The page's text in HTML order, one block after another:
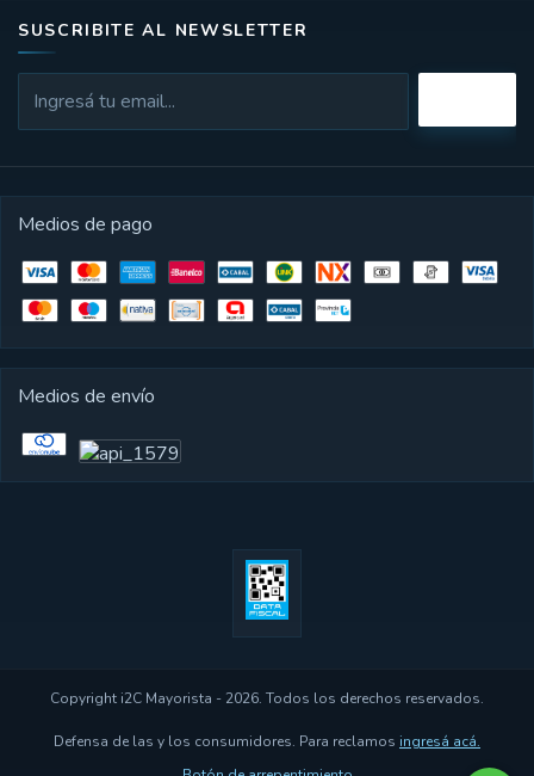
SUSCRIBITE AL NEWSLETTER
Medios de pago
Medios de envío
Copyright i2C Mayorista - 2026. Todos los derechos reservados.
Defensa de las y los consumidores. Para reclamos ingresá acá.